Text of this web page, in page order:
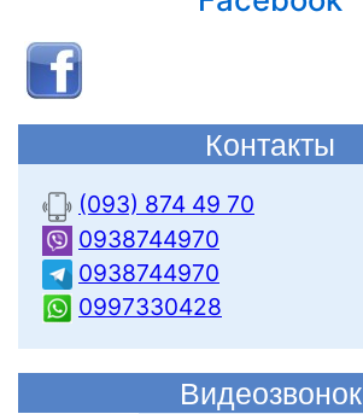
Контакты
(093) 874 49 70
0938744970
0938744970
0997330428
Видеозвонок